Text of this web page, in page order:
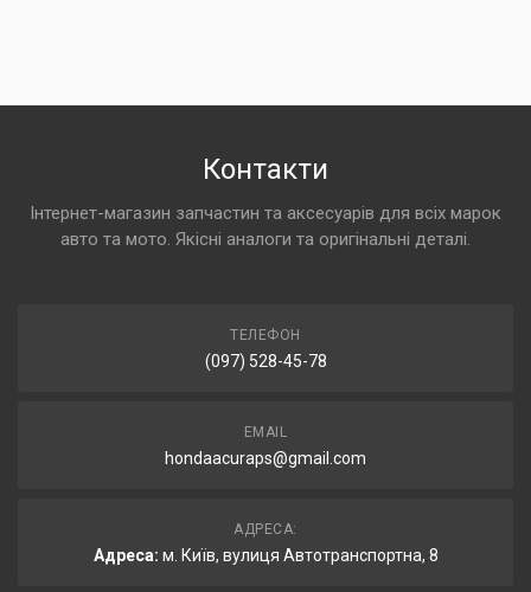
Контакти
Інтернет-магазин запчастин та аксесуарів для всіх марок
авто та мото. Якісні аналоги та оригінальні деталі.
ТЕЛЕФОН
(097) 528-45-78
EMAIL
hondaacuraps@gmail.com
АДРЕСА:
Адреса: м. Київ, вулиця Автотранспортна, 8